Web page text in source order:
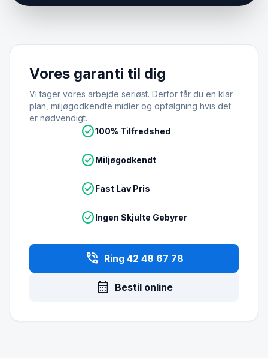
Vores garanti til dig
Vi tager vores arbejde seriøst. Derfor får du en klar
plan, miljøgodkendte midler og opfølgning hvis det
er nødvendigt.
check_circle100% Tilfredshed
check_circleMiljøgodkendt
check_circleFast Lav Pris
check_circleIngen Skjulte Gebyrer
phone_in_talk Ring 42 48 67 78
calendar_month Bestil online